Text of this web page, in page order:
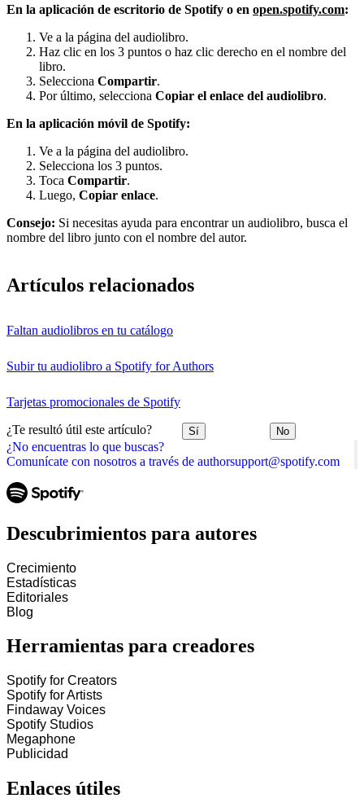
¿No encuentras lo que buscas?
Comunícate con nosotros a través de authorsupport@spotify.com
En la aplicación de escritorio de Spotify o en open.spotify.com:
Ve a la página del audiolibro.
Haz clic en los 3 puntos o haz clic derecho en el nombre del
libro.
Selecciona Compartir.
Por último, selecciona Copiar el enlace del audiolibro.
En la aplicación móvil de Spotify:
Ve a la página del audiolibro.
Selecciona los 3 puntos.
Toca Compartir.
Luego, Copiar enlace.
Consejo: Si necesitas ayuda para encontrar un audiolibro, busca el
nombre del libro junto con el nombre del autor.
Artículos relacionados
Faltan audiolibros en tu catálogo
Subir tu audiolibro a Spotify for Authors
Tarjetas promocionales de Spotify
¿Te resultó útil este artículo? Sí No
Descubrimientos para autores
Crecimiento
Estadísticas
Editoriales
Blog
Herramientas para creadores
Spotify for Creators
Spotify for Artists
Findaway Voices
Spotify Studios
Megaphone
Publicidad
Enlaces útiles